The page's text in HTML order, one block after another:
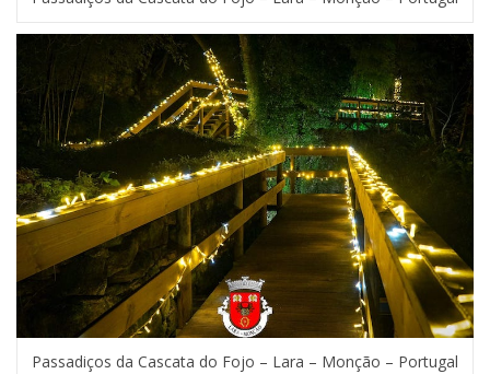
Passadiços da Cascata do Fojo – Lara – Monção – Portugal